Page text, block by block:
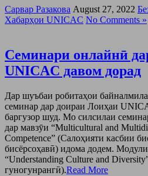
Сарвар Разакова August 27, 2022
Хабарҳои UNICAC No Comments »
Семинари онлайнӣ
UNICAC давом дорад
Дар шуъбаи робитаҳои
семинар дар доираи Лоиҳаи
баргузор шуд. Мо силсилаи
дар мавзӯи “Multicultural and
Competence” (Салоҳияти касбии
бисёрсоҳавӣ) идома додем.
“Understanding Culture and
гуногунрангӣ).Read More